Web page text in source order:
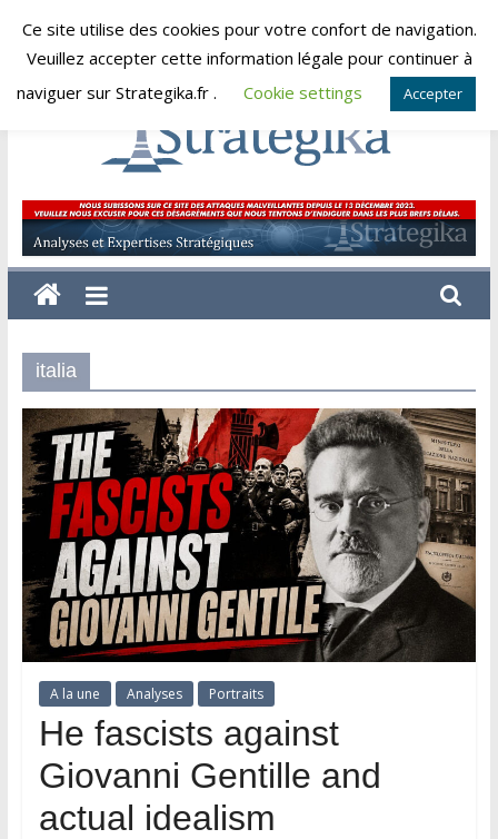
Skip
jeudi, août 6, 2026
Strategika
Expertise
et
Analyses
italia
A la une Analyses Portraits
He fascists against
Giovanni Gentille and
actual idealism
Ce site utilise des cookies pour votre confort de navigation.
Veuillez accepter cette information légale pour continuer à
naviguer sur Strategika.fr .
Cookie settings Accepter